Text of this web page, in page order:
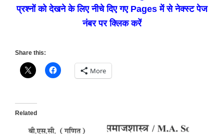
प्रश्नों को देखने के लिए नीचे दिए गए Pages में से नेक्स्ट पेज
नंबर पर क्लिक करें
Share this:
More
Related